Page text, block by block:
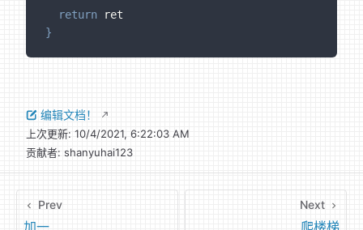
return ret
}
编辑文档！
上次更新: 10/4/2021, 6:22:03 AM
贡献者: shanyuhai123
Prev Next